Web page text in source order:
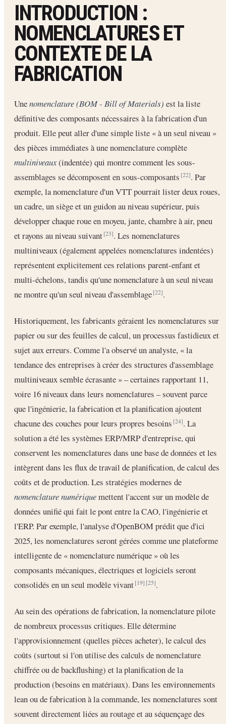
INTRODUCTION :
NOMENCLATURES ET
CONTEXTE DE LA
FABRICATION
Unenomenclature (BOM - Bill of Materials) est la liste
définitive des composants nécessaires à la fabrication d'un
produit. Elle peut aller d'une simple liste « à un seul niveau »
des pièces immédiates à une nomenclature complète
multiniveaux(indentée) qui montre comment les sous-
assemblages se décomposent en sous-composants[22]. Par
exemple, la nomenclature d'un VTT pourrait lister deux roues,
un cadre, un siège et un guidon au niveau supérieur, puis
développer chaque roue en moyeu, jante, chambre à air, pneu
et rayons au niveau suivant[23]. Les nomenclatures
multiniveaux (également appelées nomenclatures indentées)
représentent explicitement ces relations parent-enfant et
multi-échelons, tandis qu'une nomenclature à un seul niveau
ne montre qu'un seul niveau d'assemblage[22].
Historiquement, les fabricants géraient les nomenclatures sur
papier ou sur des feuilles de calcul, un processus fastidieux et
sujet aux erreurs. Comme l'a observé un analyste, « la
tendance des entreprises à créer des structures d'assemblage
multiniveaux semble écrasante » – certaines rapportant 11,
voire 16 niveaux dans leurs nomenclatures – souvent parce
que l'ingénierie, la fabrication et la planification ajoutent
chacune des couches pour leurs propres besoins[24]. La
solution a été les systèmes ERP/MRP d'entreprise, qui
conservent les nomenclatures dans une base de données et les
intègrent dans les flux de travail de planification, de calcul des
coûts et de production. Les stratégies modernes de
nomenclature numériquemettent l'accent sur un modèle de
données unifié qui fait le pont entre la CAO, l'ingénierie et
l'ERP. Par exemple, l'analyse d'OpenBOM prédit que d'ici
2025, les nomenclatures seront gérées comme une plateforme
intelligente de « nomenclature numérique » où les
composants mécaniques, électriques et logiciels seront
consolidés en un seul modèle vivant[19] [25].
Au sein des opérations de fabrication, la nomenclature pilote
de nombreux processus critiques. Elle détermine
l'approvisionnement (quelles pièces acheter), le calcul des
coûts (surtout si l'on utilise des calculs de nomenclature
chiffrée ou de backflushing) et la planification de la
production (besoins en matériaux). Dans les environnements
lean ou de fabrication à la commande, les nomenclatures sont
souvent directement liées au routage et au séquençage des